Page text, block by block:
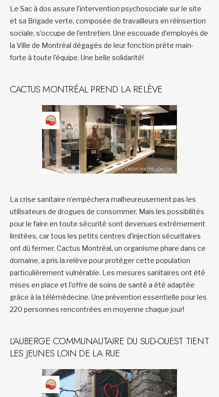
Le Sac à dos assure l’intervention psychosociale sur le site
et sa Brigade verte, composée de travailleurs en réinsertion
sociale, s’occupe de l’entretien. Une escouade d’employés de
la Ville de Montréal dégagés de leur fonction prête main-
forte à toute l’équipe. Une belle solidarité!
CACTUS MONTRÉAL PREND LA RELÈVE
La crise sanitaire n’empêchera malheureusement pas les
utilisateurs de drogues de consommer. Mais les possibilités
pour le faire en toute sécurité sont devenues extrêmement
limitées, car tous les petits centres d’injection sécuritaires
ont dû fermer. Cactus Montréal, un organisme phare dans ce
domaine, a pris la relève pour protéger cette population
particulièrement vulnérable. Les mesures sanitaires ont été
mises en place et l’offre de soins de santé a été adaptée
grâce à la télémédecine. Une prévention essentielle pour les
220 personnes rencontrées en moyenne chaque jour!
L’AUBERGE COMMUNAUTAIRE DU SUD-OUEST TIENT
LES JEUNES LOIN DE LA RUE